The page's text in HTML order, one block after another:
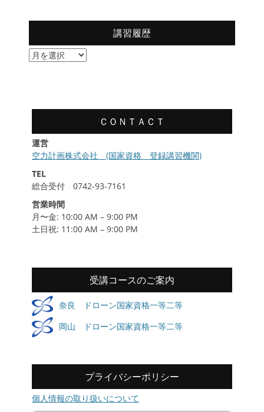
講習履歴
講
ＣＯＮＴＡＣＴ
運営
空力計画株式会社 (国家資格 登録講習機関)
TEL
総合受付 0742-93-7161
営業時間
月〜金: 10:00 AM – 9:00 PM
土日祝: 11:00 AM – 9:00 PM
受講コースのご案内
奈良 ドローン国家資格一等二等
岡山 ドローン国家資格一等二等
プライバシーポリシー
個人情報の取り扱いについて